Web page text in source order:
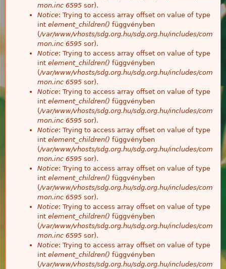
mon.inc 6595 sor).
Notice: Trying to access array offset on value of type
int element_children() függvényben
(/var/www/vhosts/sdg.org.hu/sdg.org.hu/includes/com
mon.inc 6595 sor).
Notice: Trying to access array offset on value of type
int element_children() függvényben
(/var/www/vhosts/sdg.org.hu/sdg.org.hu/includes/com
mon.inc 6595 sor).
Notice: Trying to access array offset on value of type
int element_children() függvényben
(/var/www/vhosts/sdg.org.hu/sdg.org.hu/includes/com
mon.inc 6595 sor).
Notice: Trying to access array offset on value of type
int element_children() függvényben
(/var/www/vhosts/sdg.org.hu/sdg.org.hu/includes/com
mon.inc 6595 sor).
Notice: Trying to access array offset on value of type
int element_children() függvényben
(/var/www/vhosts/sdg.org.hu/sdg.org.hu/includes/com
mon.inc 6595 sor).
Notice: Trying to access array offset on value of type
int element_children() függvényben
(/var/www/vhosts/sdg.org.hu/sdg.org.hu/includes/com
mon.inc 6595 sor).
Notice: Trying to access array offset on value of type
int element_children() függvényben
(/var/www/vhosts/sdg.org.hu/sdg.org.hu/includes/com